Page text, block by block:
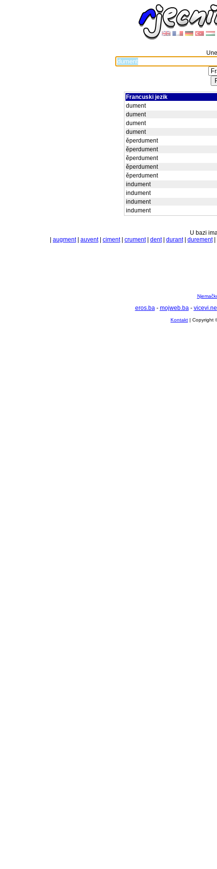
Francuski jezik
dument
dument
dument
dument
ěperdument
ěperdument
ěperdument
ěperdument
ěperdument
indument
indument
indument
indument
U bazi
augment| auvent| ciment| crument| dent| durant| durement|
eros.ba- mojweb.ba-
Kontakt | Copyright